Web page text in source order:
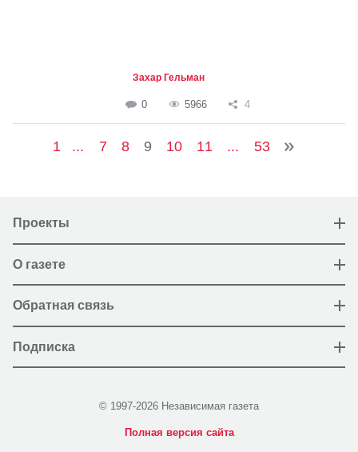
Захар Гельман
0 5966 4
1 ... 7 8 9 10 11 ... 53
Проекты
О газете
Обратная связь
Подписка
© 1997-2026 Независимая газета
Полная версия сайта